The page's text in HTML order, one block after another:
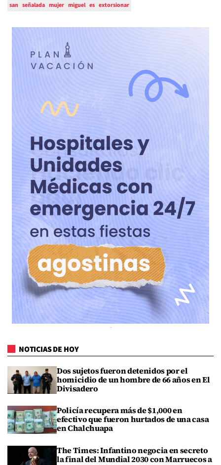
san señalada mujer miguel es extorsionar
NOTICIAS DE HOY
Dos sujetos fueron detenidos por el
homicidio de un hombre de 66 años en El
Divisadero
Policía recupera más de $1,000 en
efectivo que fueron hurtados de una casa
en Chalchuapa
The Times: Infantino negocia en secreto
la final del Mundial 2030 con Marruecos a